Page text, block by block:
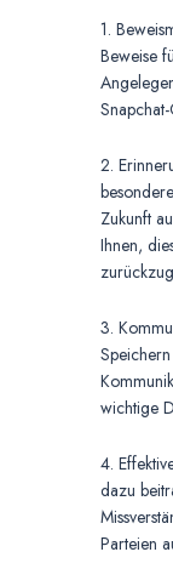
1.
Beweise
2.
Zukunft
Ihnen,
3.
wichtige
4.
dazu
Parteien